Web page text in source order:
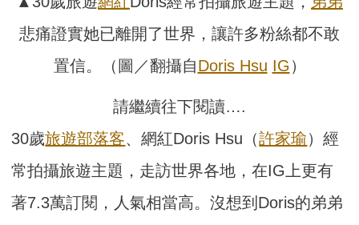
悲痛證實她已離開了世界，讓許多粉絲都不敢
置信。（圖／翻攝自Doris Hsu IG ）
請繼續往下閱讀….
30歲旅遊部落客、網紅Doris Hsu（許家瑜）經
常拍攝旅遊主題，走訪世界各地，在IG上更有
著7.3萬訂閱，人氣相當高。沒想到Doris的弟弟